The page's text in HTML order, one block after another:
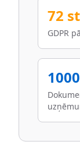
72
GDPR